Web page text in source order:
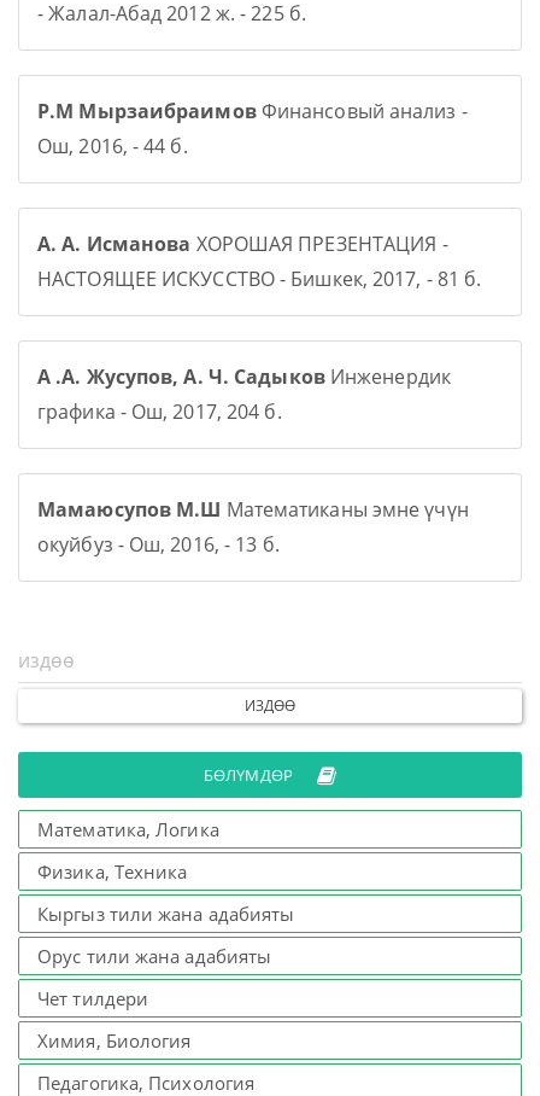
- Жалал-Абад 2012 ж. - 225 б.
Р.М МырзаибраимовФинансовый анализ -
Ош, 2016, - 44 б.
А. А. Исманова ХОРОШАЯ ПРЕЗЕНТАЦИЯ -
НАСТОЯЩЕЕ ИСКУССТВО - Бишкек, 2017, - 81 б.
А .А. Жусупов, А. Ч. Садыков Инженердик
графика - Ош, 2017, 204 б.
Мамаюсупов М.Ш Математиканы эмне үчүн
окуйбуз - Ош, 2016, - 13 б.
ИЗДӨӨ
БӨЛҮМДӨР
Математика, Логика
Физика, Техника
Кыргыз тили жана адабияты
Орус тили жана адабияты
Чет тилдери
Химия, Биология
Педагогика, Психология